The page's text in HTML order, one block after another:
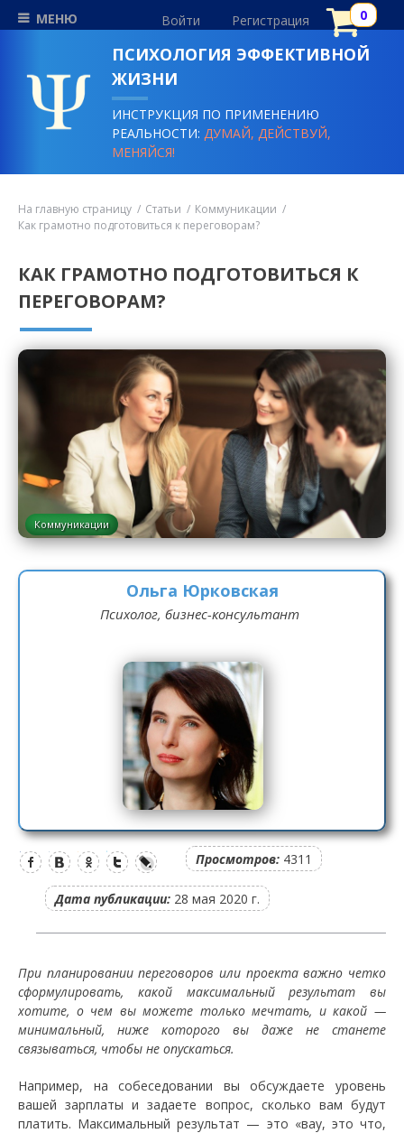
МЕНЮ Войти Регистрация
ПСИХОЛОГИЯ ЭФФЕКТИВНОЙ
ЖИЗНИ
ИНСТРУКЦИЯ ПО ПРИМЕНЕНИЮ
РЕАЛЬНОСТИ:ДУМАЙ, ДЕЙСТВУЙ,
МЕНЯЙСЯ!
На главную страницу Статьи
Коммуникации
Как грамотно подготовиться к переговорам?
КАК ГРАМОТНО ПОДГОТОВИТЬСЯ К
ПЕРЕГОВОРАМ?
Коммуникации
Ольга Юрковская
Психолог, бизнес-консультант
Просмотров: 4311
Дата публикации: 28 мая 2020 г.
При планировании переговоров или проекта важно четко
сформулировать, какой максимальный результат вы
хотите, о чем вы можете только мечтать, и какой —
минимальный, ниже которого вы даже не станете
связываться, чтобы не опускаться.
Например, на собеседовании вы обсуждаете уровень
вашей зарплаты и задаете вопрос, сколько вам будут
платить. Максимальный результат — это «вау, это что,